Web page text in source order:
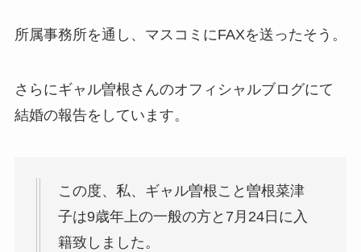
所属事務所を通し、マスコミにFAXを送ったそう。
さらにギャル曽根さんのオフィシャルブログにて
結婚の報告をしています。
この度、私、ギャル曽根こと曽根菜津
子は9歳年上の一般の方と7月24日に入
籍致しました。